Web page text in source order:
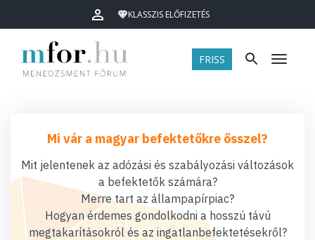
KLASSZIS ELŐFIZETÉS
FRISS Menü
Mi vár a magyar befektetőkre ősszel?
Mit jelentenek az adózási és szabályozási változások
a befektetők számára?
Merre tart az állampapírpiac?
Hogyan érdemes gondolkodni a hosszú távú
megtakarításokról és az ingatlanbefektetésekről?